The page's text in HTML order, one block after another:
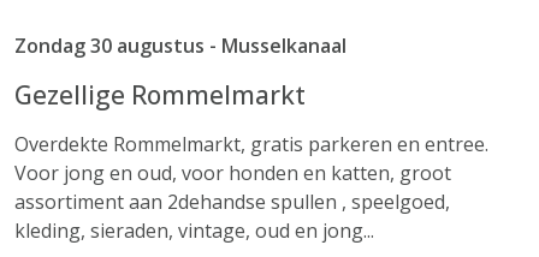
Zondag 30 augustus - Musselkanaal
Gezellige Rommelmarkt
Overdekte Rommelmarkt, gratis parkeren en entree.
Voor jong en oud, voor honden en katten, groot
assortiment aan 2dehandse spullen , speelgoed,
kleding, sieraden, vintage, oud en jong...